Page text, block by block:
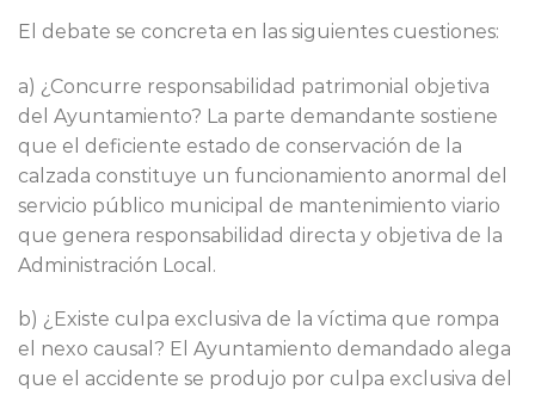
El debate se concreta en las siguientes cuestiones:
a) ¿Concurre responsabilidad patrimonial objetiva
del Ayuntamiento? La parte demandante sostiene
que el deficiente estado de conservación de la
calzada constituye un funcionamiento anormal del
servicio público municipal de mantenimiento viario
que genera responsabilidad directa y objetiva de la
Administración Local.
b) ¿Existe culpa exclusiva de la víctima que rompa
el nexo causal? El Ayuntamiento demandado alega
que el accidente se produjo por culpa exclusiva del